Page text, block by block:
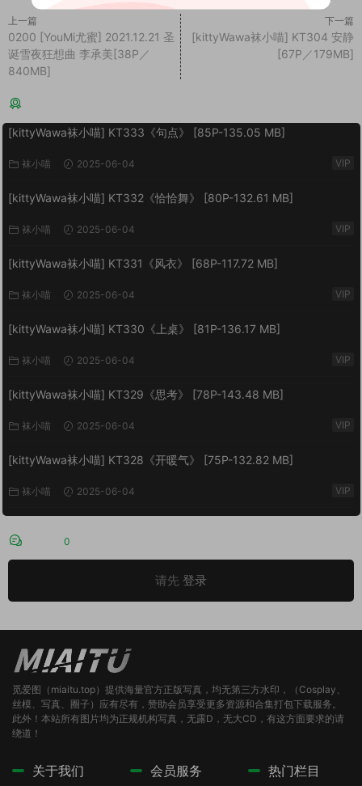
上一篇
0200 [YouMi尤蜜] 2021.12.21 圣
诞雪夜狂想曲 李承美[38P／
840MB]
下一篇
[kittyWawa袜小喵] KT304 安静
[67P／179MB]
[kittyWawa袜小喵] KT333《句点》 [85P-135.05 MB]
袜小喵 2025-06-04 VIP
[kittyWawa袜小喵] KT332《恰恰舞》 [80P-132.61 MB]
袜小喵 2025-06-04 VIP
[kittyWawa袜小喵] KT331《风衣》 [68P-117.72 MB]
袜小喵 2025-06-04 VIP
[kittyWawa袜小喵] KT330《上桌》 [81P-136.17 MB]
袜小喵 2025-06-04 VIP
[kittyWawa袜小喵] KT329《思考》 [78P-143.48 MB]
袜小喵 2025-06-04 VIP
[kittyWawa袜小喵] KT328《开暖气》 [75P-132.82 MB]
袜小喵 2025-06-04 VIP
0
请先 登录
觅爱图（miaitu.top）提供海量官方正版写真，均无第三方水印，（Cosplay、
丝模、写真、圈子）应有尽有，赞助会员享受更多资源和合集打包下载服务。
此外！本站所有图片均为正规机构写真，无露D，无大CD，有这方面要求的请
绕道！
关于我们 会员服务 热门栏目